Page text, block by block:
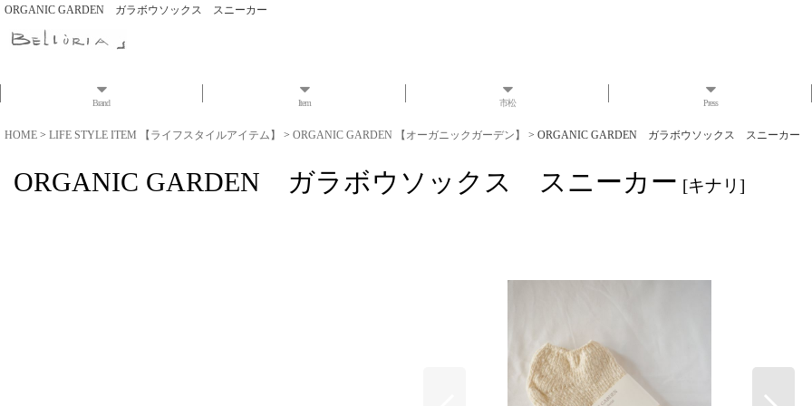
ORGANIC GARDEN ガラボウソックス スニーカー
Brand Item 市松 Press
HOME > LIFE STYLE ITEM 【ライフスタイルアイテム】 > ORGANIC GARDEN 【オーガニックガーデン】 > ORGANIC GARDEN ガラボウソックス スニーカー
ORGANIC GARDEN ガラボウソックス スニーカー [キナリ ]